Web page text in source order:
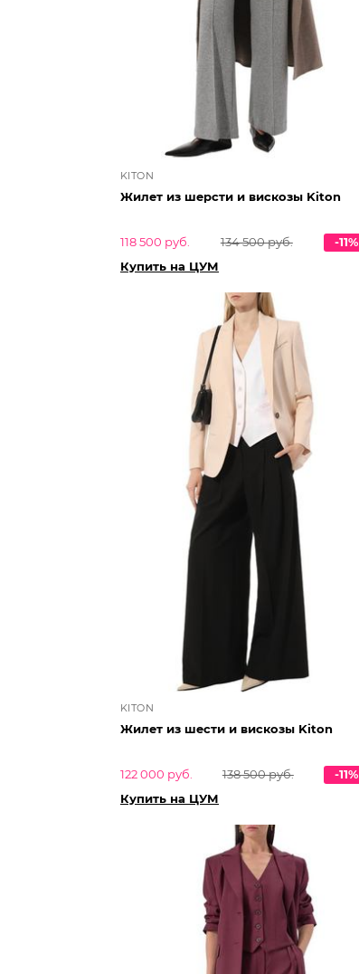
KITON
Жилет из шерсти и вискозы Kiton
118 500 руб. 134 500 руб.
-11%
Купить на ЦУМ
KITON
Жилет из шести и вискозы Kiton
122 000 руб. 138 500 руб.
-11%
Купить на ЦУМ